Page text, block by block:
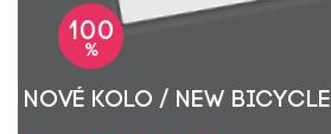
100
%
Nové kolo / New bicycle